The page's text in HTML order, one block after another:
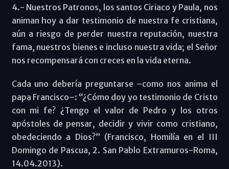
4.- Nuestros Patronos, los santos Ciriaco y Paula, nos
animan hoy a dar testimonio de nuestra fe cristiana,
aún a riesgo de perder nuestra reputación, nuestra
fama, nuestros bienes e incluso nuestra vida; el Señor
nos recompensará con creces en la vida eterna.
Cada uno debería preguntarse –como nos anima el
papa Francisco–: “¿Cómo doy yo testimonio de Cristo
con mi fe? ¿Tengo el valor de Pedro y los otros
apóstoles de pensar, decidir y vivir como cristiano,
obedeciendo a Dios?” (Francisco, Homilía en el III
Domingo de Pascua, 2. San Pablo Extramuros-Roma,
14.04.2013).